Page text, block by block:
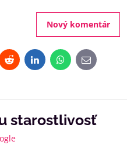
Nový komentár
RedditLinkedInWhatsApp
E-
mail
starostlivosť